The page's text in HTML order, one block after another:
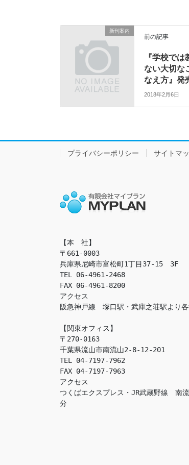
新刊案内
前の記事
『学校で
ない大切な
なえ方』発
2018年2月6日
プライバシーポリシー サイトマ
【本　社】
〒661-0003
兵庫県尼崎市富松町1丁目37-15　3F
TEL 06-4961-2468
FAX 06-4961-8200
アクセス
阪急神戸線　塚口駅・武庫之荘駅より
【関東オフィス】
〒270-0163
千葉県流山市南流山2-8-12-201
TEL 04-7197-7962
FAX 04-7197-7963
アクセス
つくばエクスプレス・JR武蔵野線　南
分